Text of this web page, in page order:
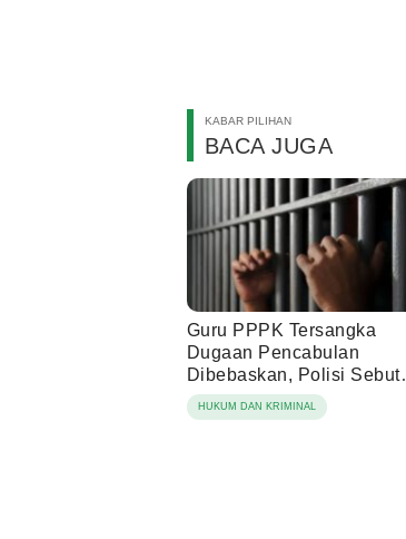
KABAR PILIHAN
BACA JUGA
Guru PPPK Tersangka
Dugaan Pencabulan
Dibebaskan, Polisi Sebut
Laporan Dicabut Keluarga
Korban
HUKUM DAN KRIMINAL